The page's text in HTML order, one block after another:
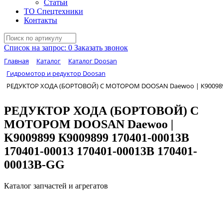
Статьи
ТО Спецтехники
Контакты
Список на запрос: 0 Заказать звонок
Главная Каталог
Каталог Doosan
Гидромотор и редуктор Doosan
РЕДУКТОР ХОДА (БОРТОВОЙ) С МОТОРОМ DOOSAN Daewoo | K9009899
РЕДУКТОР ХОДА (БОРТОВОЙ) С
МОТОРОМ DOOSAN Daewoo |
K9009899 К9009899 170401-00013B
170401-00013 170401-00013В 170401-
00013B-GG
Каталог запчастей и агрегатов